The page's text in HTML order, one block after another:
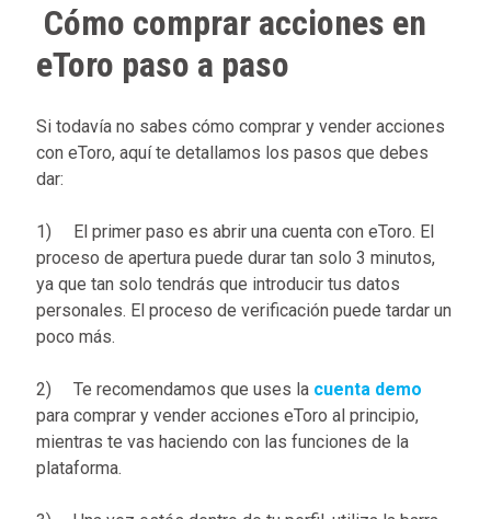
Cómo comprar acciones en
eToro paso a paso
Si todavía no sabes cómo comprar y vender acciones
con eToro, aquí te detallamos los pasos que debes
dar:
1) El primer paso es abrir una cuenta con eToro. El
proceso de apertura puede durar tan solo 3 minutos,
ya que tan solo tendrás que introducir tus datos
personales. El proceso de verificación puede tardar un
poco más.
2) Te recomendamos que uses la cuenta demo
para comprar y vender acciones eToro al principio,
mientras te vas haciendo con las funciones de la
plataforma.